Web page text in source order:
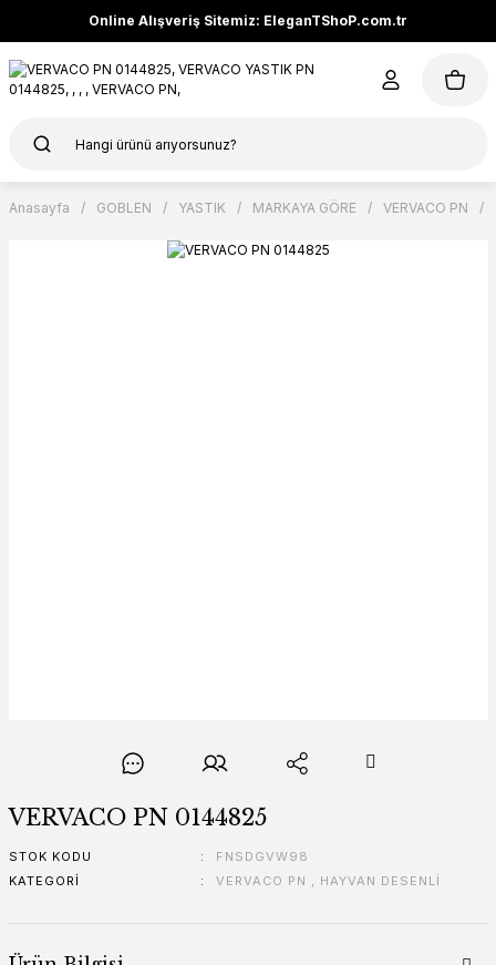
Online Alışveriş Sitemiz: EleganTShoP.com.tr
Anasayfa GOBLEN YASTIK MARKAYA GÖRE VERVACO PN
VERVACO PN 0144825
STOK KODU
FNSDGVW98
KATEGORI
VERVACO PN , HAYVAN DESENLİ